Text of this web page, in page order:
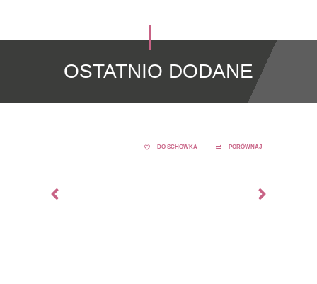
OSTATNIO DODANE
DO SCHOWKA PORÓWNAJ